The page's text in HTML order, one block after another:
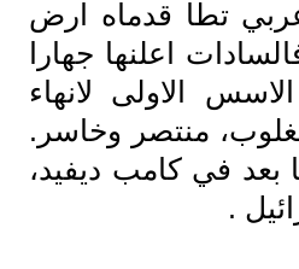
تطأ قدماه ارض
اعلنها جهارا
الاولى لانهاء
منتصر وخاسر.
بعد في كامب ديفيد،
.